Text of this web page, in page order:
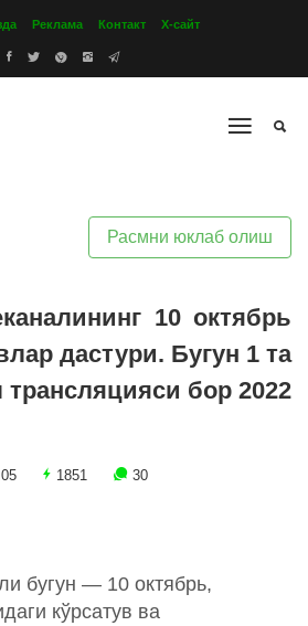
Реклама Контакт Х-сайт
Расмни юклаб олиш
10 октябрь
дастури. Бугун 1 та
бор 2022
1851 30
бугун — 10 октябрь,
кўрсатув ва